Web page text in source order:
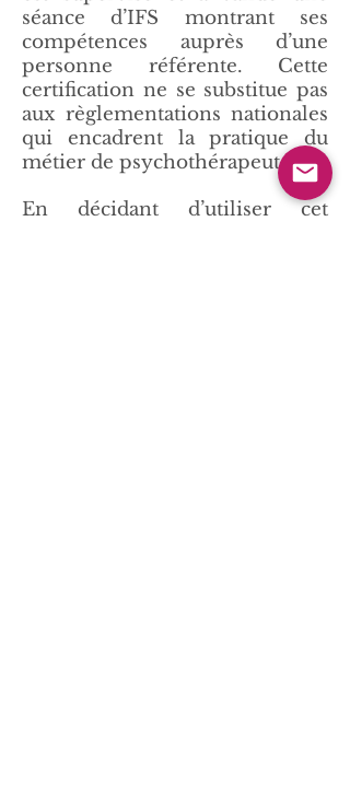
séance d’IFS montrant ses
compétences auprès d’une
personne référente. Cette
certification ne se substitue pas
aux règlementations nationales
qui encadrent la pratique du
métier de psychothérapeute.
En décidant d’utiliser cet